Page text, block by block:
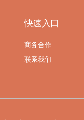
快速入口
商务合作
联系我们